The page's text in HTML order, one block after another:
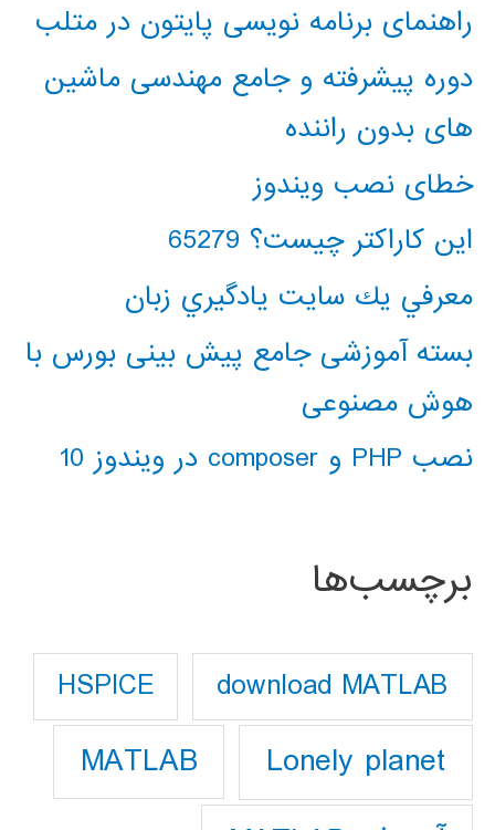
راهنمای برنامه نویسی پایتون در متلب
دوره پیشرفته و جامع مهندسی ماشین
های بدون راننده
خطای نصب ویندوز
این کاراکتر چیست؟ 65279
معرفي يك سايت يادگيري زبان
بسته آموزشی جامع پیش بینی بورس با
هوش مصنوعی
نصب PHP و composer در ویندوز 10
برچسب‌ها
download MATLAB
HSPICE
Lonely planet
MATLAB